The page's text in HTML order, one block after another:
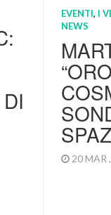
Vulandra
cui
per
In
EVENTI, I
NEWS
20